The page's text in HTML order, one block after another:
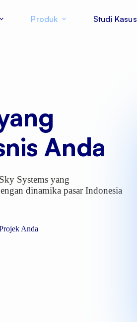
Produk Studi Kasus
Anda
Systems yang
dinamika pasar Indonesia
Anda